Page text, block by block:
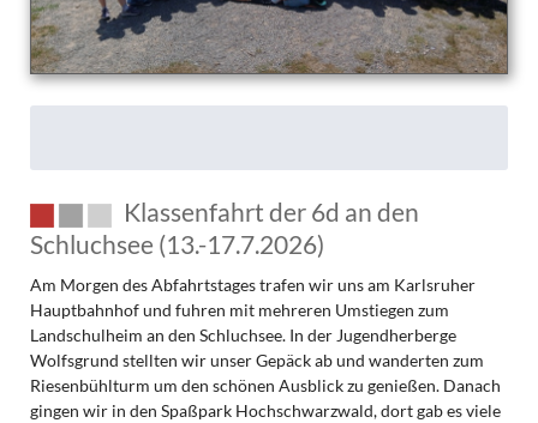
Klassenfahrt der 6d an den
Schluchsee (13.-17.7.2026)
Am Morgen des Abfahrtstages trafen wir uns am Karlsruher
Hauptbahnhof und fuhren mit mehreren Umstiegen zum
Landschulheim an den Schluchsee. In der Jugendherberge
Wolfsgrund stellten wir unser Gepäck ab und wanderten zum
Riesenbühlturm um den schönen Ausblick zu genießen. Danach
gingen wir in den Spaßpark Hochschwarzwald, dort gab es viele